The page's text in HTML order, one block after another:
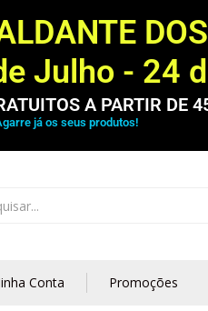
Julho - 24
A PARTIR DE
já os seus produtos!
Conta Promoções